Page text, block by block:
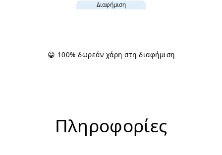
Διαφήμιση
😀 100% δωρεάν χάρη στη διαφήμιση
Πληροφορίες